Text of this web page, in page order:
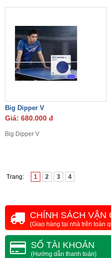
Big Dipper V
Giá: 680.000 đ
Big Dipper V
Trang: 1 2 3 4
CHÍNH SÁCH VẬN
(Giao hàng tại nhà trên toàn
SỐ TÀI KHOẢN
(Hướng dẫn thanh toán)